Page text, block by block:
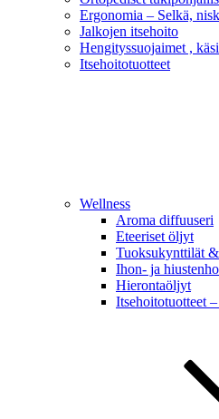
Ergonomia – Selkä,
Jalkojen itsehoito
Hengityssuojaimet ,
Itsehoitotuotteet
Wellness
Aroma diffuuseri
Eteeriset öljyt
Tuoksukynttilät
Ihon- ja
Hierontaöljyt
Itsehoitotuotteet